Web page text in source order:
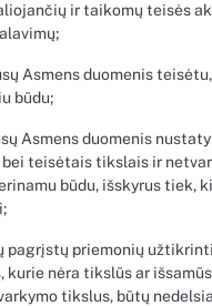
ir taikomų teisės
Asmens duomenis teisėtu,
būdu;
Asmens duomenis
teisėtais tikslais ir
būdu, išskyrus tiek,
pagrįstų priemonių
kurie nėra tikslūs ar
tikslus, būtų